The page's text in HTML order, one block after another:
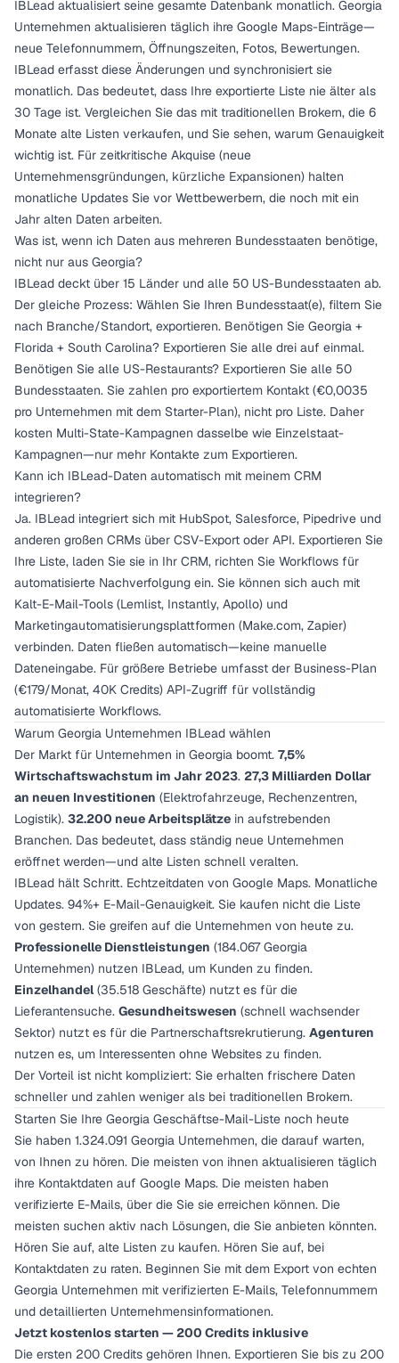
IBLead aktualisiert seine gesamte Datenbank monatlich. Georgia
Unternehmen aktualisieren täglich ihre Google Maps-Einträge—
neue Telefonnummern, Öffnungszeiten, Fotos, Bewertungen.
IBLead erfasst diese Änderungen und synchronisiert sie
monatlich. Das bedeutet, dass Ihre exportierte Liste nie älter als
30 Tage ist. Vergleichen Sie das mit traditionellen Brokern, die 6
Monate alte Listen verkaufen, und Sie sehen, warum Genauigkeit
wichtig ist. Für zeitkritische Akquise (neue
Unternehmensgründungen, kürzliche Expansionen) halten
monatliche Updates Sie vor Wettbewerbern, die noch mit ein
Jahr alten Daten arbeiten.
Was ist, wenn ich Daten aus mehreren Bundesstaaten benötige,
nicht nur aus Georgia?
IBLead deckt über 15 Länder und alle 50 US-Bundesstaaten ab.
Der gleiche Prozess: Wählen Sie Ihren Bundesstaat(e), filtern Sie
nach Branche/Standort, exportieren. Benötigen Sie Georgia +
Florida + South Carolina? Exportieren Sie alle drei auf einmal.
Benötigen Sie alle US-Restaurants? Exportieren Sie alle 50
Bundesstaaten. Sie zahlen pro exportiertem Kontakt (€0,0035
pro Unternehmen mit dem Starter-Plan), nicht pro Liste. Daher
kosten Multi-State-Kampagnen dasselbe wie Einzelstaat-
Kampagnen—nur mehr Kontakte zum Exportieren.
Kann ich IBLead-Daten automatisch mit meinem CRM
integrieren?
Ja. IBLead integriert sich mit HubSpot, Salesforce, Pipedrive und
anderen großen CRMs über CSV-Export oder API. Exportieren Sie
Ihre Liste, laden Sie sie in Ihr CRM, richten Sie Workflows für
automatisierte Nachverfolgung ein. Sie können sich auch mit
Kalt-E-Mail-Tools (Lemlist, Instantly, Apollo) und
Marketingautomatisierungsplattformen (Make.com, Zapier)
verbinden. Daten fließen automatisch—keine manuelle
Dateneingabe. Für größere Betriebe umfasst der Business-Plan
(€179/Monat, 40K Credits) API-Zugriff für vollständig
automatisierte Workflows.
Warum Georgia Unternehmen IBLead wählen
Der Markt für Unternehmen in Georgia boomt. 7,5%
Wirtschaftswachstum im Jahr 2023. 27,3 Milliarden Dollar
an neuen Investitionen (Elektrofahrzeuge, Rechenzentren,
Logistik). 32.200 neue Arbeitsplätze in aufstrebenden
Branchen. Das bedeutet, dass ständig neue Unternehmen
eröffnet werden—und alte Listen schnell veralten.
IBLead hält Schritt. Echtzeitdaten von Google Maps. Monatliche
Updates. 94%+ E-Mail-Genauigkeit. Sie kaufen nicht die Liste
von gestern. Sie greifen auf die Unternehmen von heute zu.
Professionelle Dienstleistungen (184.067 Georgia
Unternehmen) nutzen IBLead, um Kunden zu finden.
Einzelhandel(35.518 Geschäfte) nutzt es für die
Lieferantensuche. Gesundheitswesen (schnell wachsender
Sektor) nutzt es für die Partnerschaftsrekrutierung. Agenturen
nutzen es, um Interessenten ohne Websites zu finden.
Der Vorteil ist nicht kompliziert: Sie erhalten frischere Daten
schneller und zahlen weniger als bei traditionellen Brokern.
Starten Sie Ihre Georgia Geschäftse-Mail-Liste noch heute
Sie haben 1.324.091 Georgia Unternehmen, die darauf warten,
von Ihnen zu hören. Die meisten von ihnen aktualisieren täglich
ihre Kontaktdaten auf Google Maps. Die meisten haben
verifizierte E-Mails, über die Sie sie erreichen können. Die
meisten suchen aktiv nach Lösungen, die Sie anbieten könnten.
Hören Sie auf, alte Listen zu kaufen. Hören Sie auf, bei
Kontaktdaten zu raten. Beginnen Sie mit dem Export von echten
Georgia Unternehmen mit verifizierten E-Mails, Telefonnummern
und detaillierten Unternehmensinformationen.
Jetzt kostenlos starten — 200 Credits inklusive
Die ersten 200 Credits gehören Ihnen. Exportieren Sie bis zu 200